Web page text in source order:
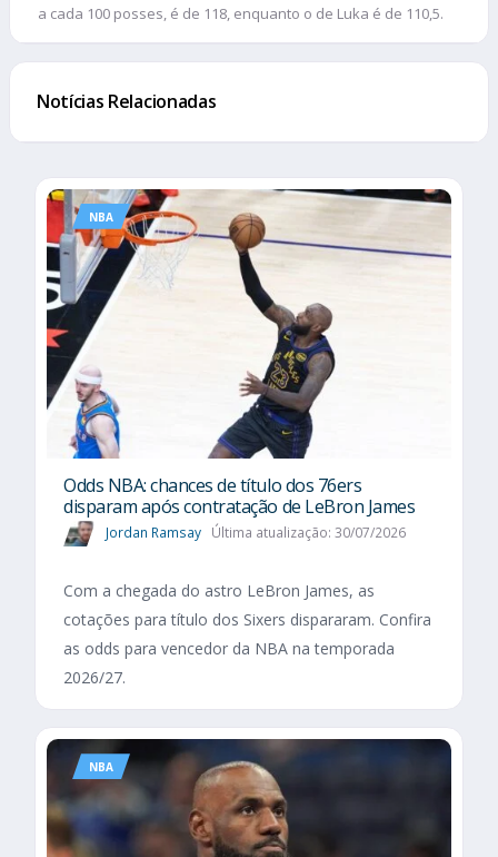
a cada 100 posses, é de 118, enquanto o de Luka é de 110,5.
Notícias Relacionadas
NBA
Odds NBA: chances de título dos 76ers
disparam após contratação de LeBron James
Jordan Ramsay Última atualização: 30/07/2026
Com a chegada do astro LeBron James, as
cotações para título dos Sixers dispararam. Confira
as odds para vencedor da NBA na temporada
2026/27.
NBA